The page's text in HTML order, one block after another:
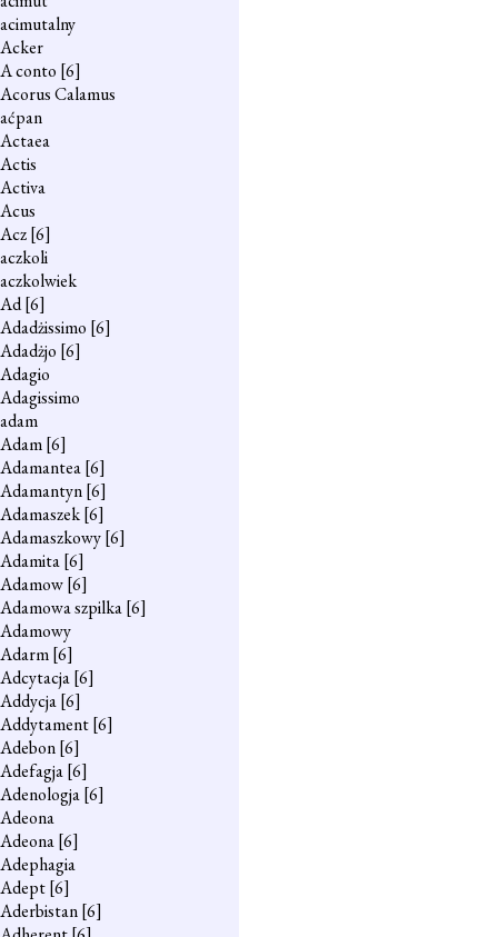
acimutalny
Acker
A conto [6]
Acorus Calamus
aćpan
Actaea
Actis
Activa
Acus
Acz[6]
aczkoli
aczkolwiek
Ad[6]
Adadżissimo [6]
Adadżjo [6]
Adagio
Adagissimo
adam
Adam[6]
Adamantea[6]
Adamantyn[6]
Adamaszek[6]
Adamaszkowy[6]
Adamita[6]
Adamow[6]
Adamowa szpilka[6]
Adamowy
Adarm[6]
Adcytacja[6]
Addycja[6]
Addytament[6]
Adebon[6]
Adefagja[6]
Adenologja[6]
Adeona
Adeona[6]
Adephagia
Adept[6]
Aderbistan[6]